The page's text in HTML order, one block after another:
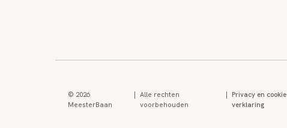
© 2026
MeesterBaan
Alle rechten
voorbehouden
Privacy en cookie
verklaring